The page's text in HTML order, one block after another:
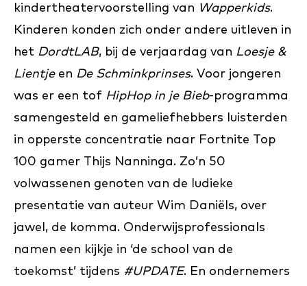
kindertheatervoorstelling van Wapperkids.
Kinderen konden zich onder andere uitleven in
het DordtLAB, bij de verjaardag van Loesje &
Lientjeen De Schminkprinses. Voor jongeren
was er een tof HipHop in je Bieb-programma
samengesteld en gameliefhebbers luisterden
in opperste concentratie naar Fortnite Top
100 gamer Thijs Nanninga. Zo’n 50
volwassenen genoten van de ludieke
presentatie van auteur Wim Daniëls, over
jawel, de komma. Onderwijsprofessionals
namen een kijkje in ‘de school van de
toekomst’ tijdens #UPDATE. En ondernemers